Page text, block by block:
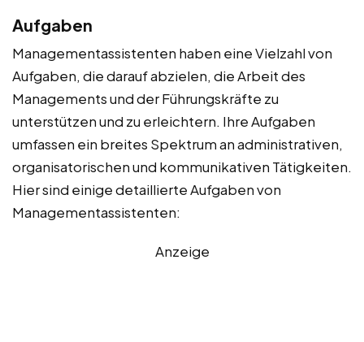
Aufgaben
Managementassistenten haben eine Vielzahl von
Aufgaben, die darauf abzielen, die Arbeit des
Managements und der Führungskräfte zu
unterstützen und zu erleichtern. Ihre Aufgaben
umfassen ein breites Spektrum an administrativen,
organisatorischen und kommunikativen Tätigkeiten.
Hier sind einige detaillierte Aufgaben von
Managementassistenten:
Anzeige